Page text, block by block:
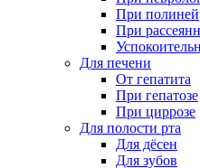
При
При
Для печени
От гепатита
При гепатозе
При циррозе
Для полости рта
Для дёсен
Для зубов